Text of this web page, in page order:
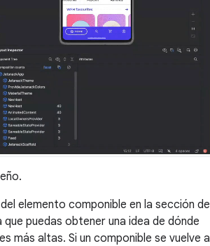
elemento componible en la sección de
puedas obtener una idea de dónde
más altas. Si un componible se vuelve a